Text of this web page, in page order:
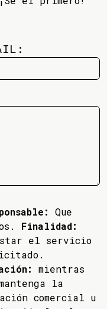
Que
Finalidad:
el servicio
mientras
la
comercial u